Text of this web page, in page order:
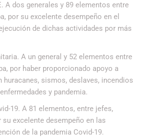
dos generales y 89 elementos entre
por su excelente desempeño en el
de dichas actividades por más
A un general y 52 elementos entre
por haber proporcionado apoyo a
huracanes, sismos, deslaves, incendios
y pandemia.
A 81 elementos, entre jefes,
excelente desempeño en las
de la pandemia Covid-19.